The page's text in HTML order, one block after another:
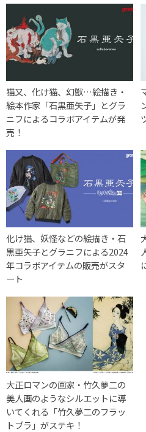
猫又、化け猫、幻獣…絵描き・
絵本作家「石黒亜矢子」とグラ
ニフによるコラボアイテムが発
売！
化け猫、妖怪などの絵描き・石
黒亜矢子とグラニフによる2024
年コラボアイテムの販売がスタ
ート
大正ロマンの画家・竹久夢二の
美人画のようなシルエットに導
いてくれる「竹久夢二のフラッ
トブラ」がステキ！